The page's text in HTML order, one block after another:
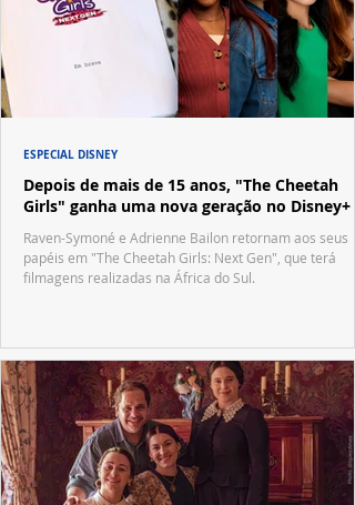
Depois de mais de 15 anos, "The Cheetah
Girls" ganha uma nova geração no Disney+
Raven-Symoné e Adrienne Bailon retornam aos seus
papéis em "The Cheetah Girls: Next Gen", que terá
filmagens realizadas na África do Sul.
ESPECIAL DISNEY